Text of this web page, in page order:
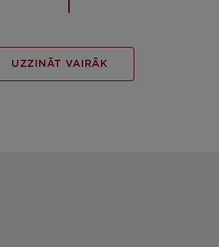
UZZINĀT VAIRĀK